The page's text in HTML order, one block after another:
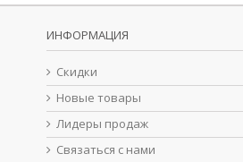
ИНФОРМАЦИЯ
Скидки
Новые товары
Лидеры продаж
Связаться с нами